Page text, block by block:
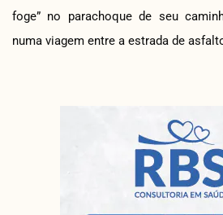
foge” no parachoque de seu
numa viagem entre a estrada de